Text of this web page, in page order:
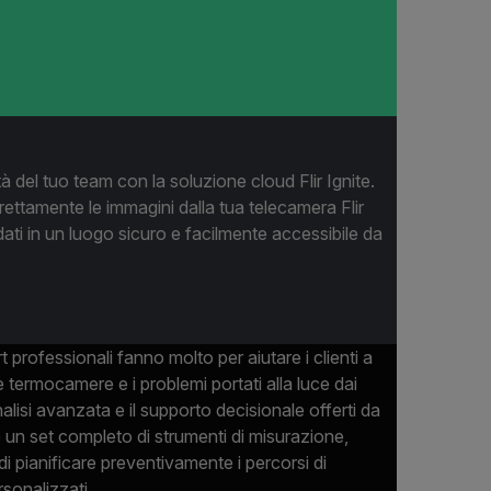
del tuo team con la soluzione cloud Flir Ignite.
le immagini dalla tua telecamera Flir
in un luogo sicuro e facilmente accessibile da
professionali fanno molto per aiutare i clienti a
e i problemi portati alla luce dai
avanzata e il supporto decisionale offerti da
set completo di strumenti di misurazione,
pianificare preventivamente i percorsi di